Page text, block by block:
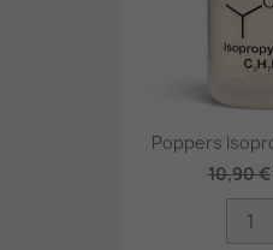
Poppers
10,90 €